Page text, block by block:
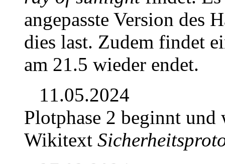
angepasste Version des
dies last. Zudem findet
am 21.5 wieder endet.
11.05.2024
Plotphase 2 beginnt und
Wikitext